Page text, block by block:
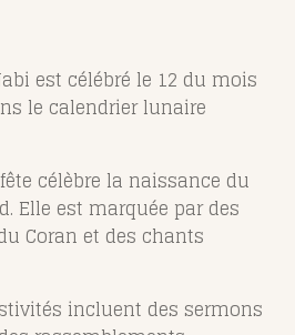
est célébré le 12 du mois
le calendrier lunaire
célèbre la naissance du
Elle est marquée par des
Coran et des chants
incluent des sermons